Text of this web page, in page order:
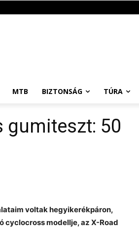
MTB BIZTONSÁG TÚRA
gumiteszt: 50
voltak hegyikerékpáron,
cyclocross modellje, az X-Road